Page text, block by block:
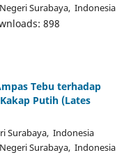
Surabaya, Indonesia
898
Tebu terhadap
Putih (Lates
Surabaya, Indonesia
Surabaya, Indonesia